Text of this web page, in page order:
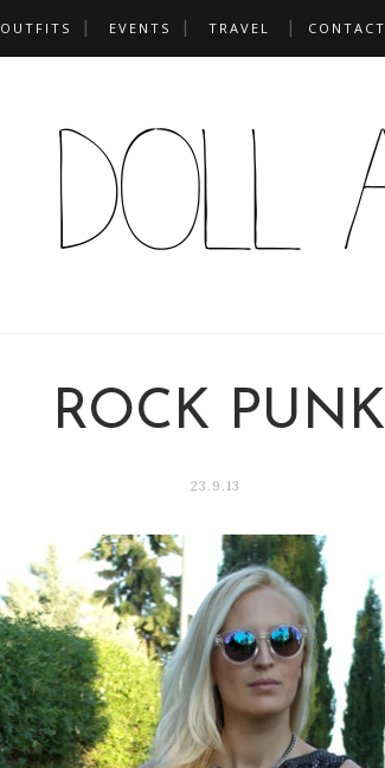
OUTFITS EVENTS TRAVEL CONTACT
ROCK PUNK
23.9.13